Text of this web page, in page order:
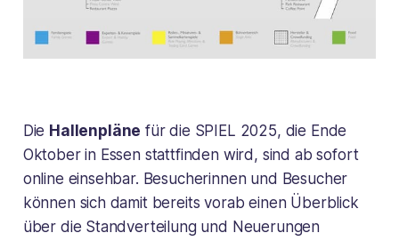
Die Hallenpläne für die SPIEL 2025, die Ende
Oktober in Essen stattfinden wird, sind ab sofort
online einsehbar. Besucherinnen und Besucher
können sich damit bereits vorab einen Überblick
über die Standverteilung und Neuerungen